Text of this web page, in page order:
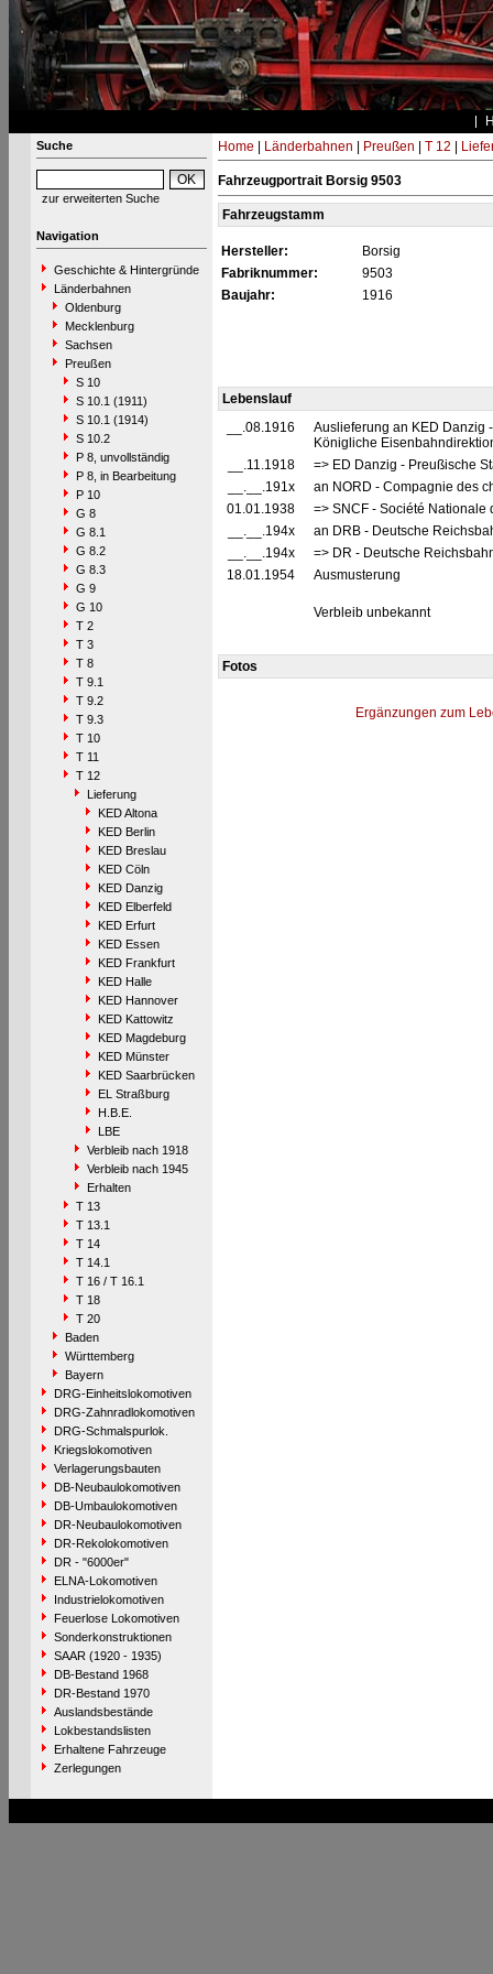
Suche
zur erweiterten Suche
Navigation
Geschichte & Hintergründe
Länderbahnen
Oldenburg
Mecklenburg
Sachsen
Preußen
S 10
S 10.1 (1911)
S 10.1 (1914)
S 10.2
P 8, unvollständig
P 8, in Bearbeitung
P 10
G 8
G 8.1
G 8.2
G 8.3
G 9
G 10
T 2
T 3
T 8
T 9.1
T 9.2
T 9.3
T 10
T 11
T 12
Lieferung
KED Altona
KED Berlin
KED Breslau
KED Cöln
KED Danzig
KED Elberfeld
KED Erfurt
KED Essen
KED Frankfurt
KED Halle
KED Hannover
KED Kattowitz
KED Magdeburg
KED Münster
KED Saarbrücken
EL Straßburg
H.B.E.
LBE
Verbleib nach 1918
Verbleib nach 1945
Erhalten
T 13
T 13.1
T 14
T 14.1
T 16 / T 16.1
T 18
T 20
Baden
Württemberg
Bayern
DRG-Einheitslokomotiven
DRG-Zahnradlokomotiven
DRG-Schmalspurlok.
Kriegslokomotiven
Verlagerungsbauten
DB-Neubaulokomotiven
DB-Umbaulokomotiven
DR-Neubaulokomotiven
DR-Rekolokomotiven
DR - "6000er"
ELNA-Lokomotiven
Industrielokomotiven
Feuerlose Lokomotiven
Sonderkonstruktionen
SAAR (1920 - 1935)
DB-Bestand 1968
DR-Bestand 1970
Auslandsbestände
Lokbestandslisten
Erhaltene Fahrzeuge
Zerlegungen
Home Länderbahnen Preußen T 12
Fahrzeugportrait Borsig 9503
Fahrzeugstamm
Hersteller:
Borsig
Fabriknummer:
9503
Baujahr:
1916
Lebenslauf
__.08.1916
Auslieferung an KED Danzig
Königliche
__.11.1918
=> ED Danzig - Preußische
__.__.191x
an NORD - Compagnie des
01.01.1938
=> SNCF - Société
__.__.194x
an DRB - Deutsche
__.__.194x
=> DR - Deutsche
18.01.1954
Ausmusterung
Verbleib unbekannt
Fotos
Ergänzungen zum